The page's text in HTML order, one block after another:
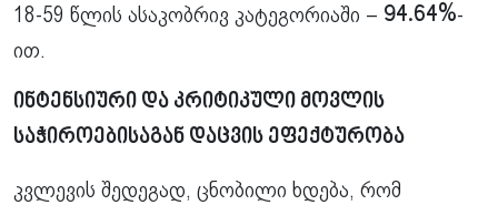
18-59 წლის ასაკობრივ კატეგორიაში – 94.64%-
ით.
ინტენსიური და კრიტიკული მოვლის
საჭიროებისაგან დაცვის ეფექტურობა
კვლევის შედეგად, ცნობილი ხდება, რომ